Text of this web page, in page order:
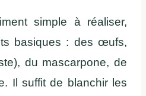
simple à réaliser,
basiques : des œufs,
du mascarpone, de
Il suffit de blanchir les